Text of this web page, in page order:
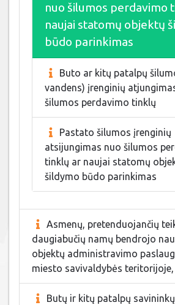
nuo šilumos perdavimo
naujai statomų objektų
būdo parinkimas
Buto ar kitų patalpų
vandens) įrenginių
šilumos perdavimo tinklų
Pastato šilumos įrenginių
atsijungimas nuo šilumos
tinklų ar naujai statomų
šildymo būdo parinkimas
Asmenų, pretenduojančių
daugiabučių namų bendrojo
objektų administravimo
miesto savivaldybės
Butų ir kitų patalpų